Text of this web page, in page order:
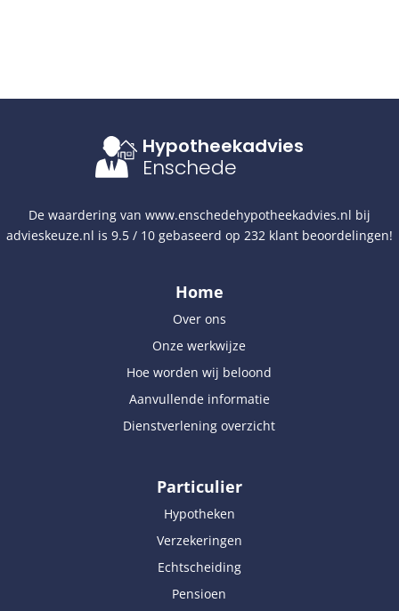
Hypotheekadvies
Enschede
De waardering van www.enschedehypotheekadvies.nl bij
advieskeuze.nl is 9.5 / 10 gebaseerd op 232 klant beoordelingen!
Home
Over ons
Onze werkwijze
Hoe worden wij beloond
Aanvullende informatie
Dienstverlening overzicht
Particulier
Hypotheken
Verzekeringen
Echtscheiding
Pensioen